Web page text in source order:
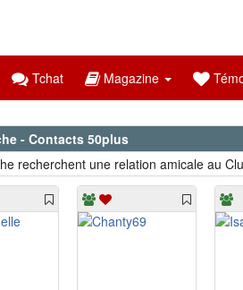
Tchat Magazine
- Contacts 50plus
recherchent une relation amicale au